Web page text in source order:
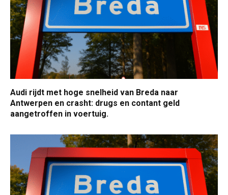
Audi rijdt met hoge snelheid van Breda naar
Antwerpen en crasht: drugs en contant geld
aangetroffen in voertuig.